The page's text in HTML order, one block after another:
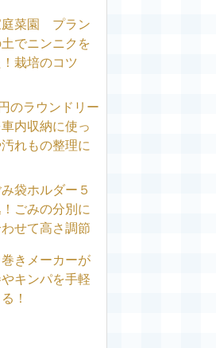
庭菜園 プラン
でニンニクを
栽培のコツ
のラウンドリー
内収納に使っ
れもの整理に
袋ホルダー５
ごみの分別に
せて高さ調節
きメーカーが
キンパを手軽
！